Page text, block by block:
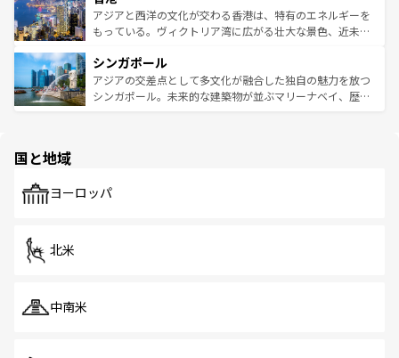
ひ現地で味わいたい。どの地域を訪れてもあたたかい人々
が旅行者を迎えてくれるので、きっと忘れられない旅にな
参照してほしい。
帯で自然と触れ合い、南部ではプーケットやクラビの美し
いビーチでリゾート気分を楽しむことができる。タイ料理
激する。気候は一年中温暖で、どの季節にも異なる楽しみ
が待っている。親しみやすいタイの人々、仏教を中心とし
た文化、そして多様な観光資源が、訪れる旅人を魅了し続
アジアと西洋の文化が交わる香港は、特有のエネルギーを
もっている。ヴィクトリア湾に広がる壮大な景色、近未来
み、どこを訪れても感動するはず。観光スポットが密集し
ており、効率よく見どころを回れるのも魅力。息をのむよ
うな絶景から文化的な体験まで、香港を存分に楽しみ尽く
シンガポール
アジアの交差点として多文化が融合した独自の魅力を放つ
シンガポール。未来的な建築物が並ぶマリーナベイ、歴史
で、ホーカーズは地元の風情を楽しめる外せないスポット
国と地域
ヨーロッパ
北米
中南米